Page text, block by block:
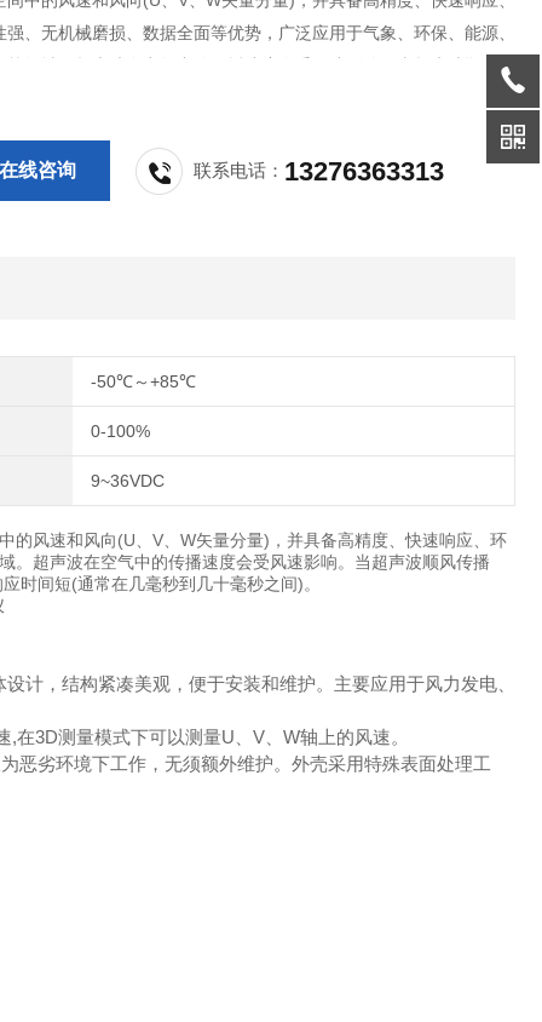
强、无机械磨损、数据全面等优势，广泛应用于气象、环保、能源、
等领域。超声波在空气中的传播速度会受风速影响。当超声波顺风传
加快;逆风传播时，速度减慢。超声波传播速度快，仪器能迅速感知
在线咨询 联系电话： 13276363313
-50℃～+85℃
0-100%
9~36VDC
的风速和风向(U、V、W矢量分量)，并具备高精度、快速响应、环
。超声波在空气中的传播速度会受风速影响。当超声波顺风传播
时间短(通常在几毫秒到几十毫秒之间)。
计，结构紧凑美观，便于安装和维护。主要应用于风力发电、
3D测量模式下可以测量U、V、W轴上的风速。
恶劣环境下工作，无须额外维护。外壳采用特殊表面处理工